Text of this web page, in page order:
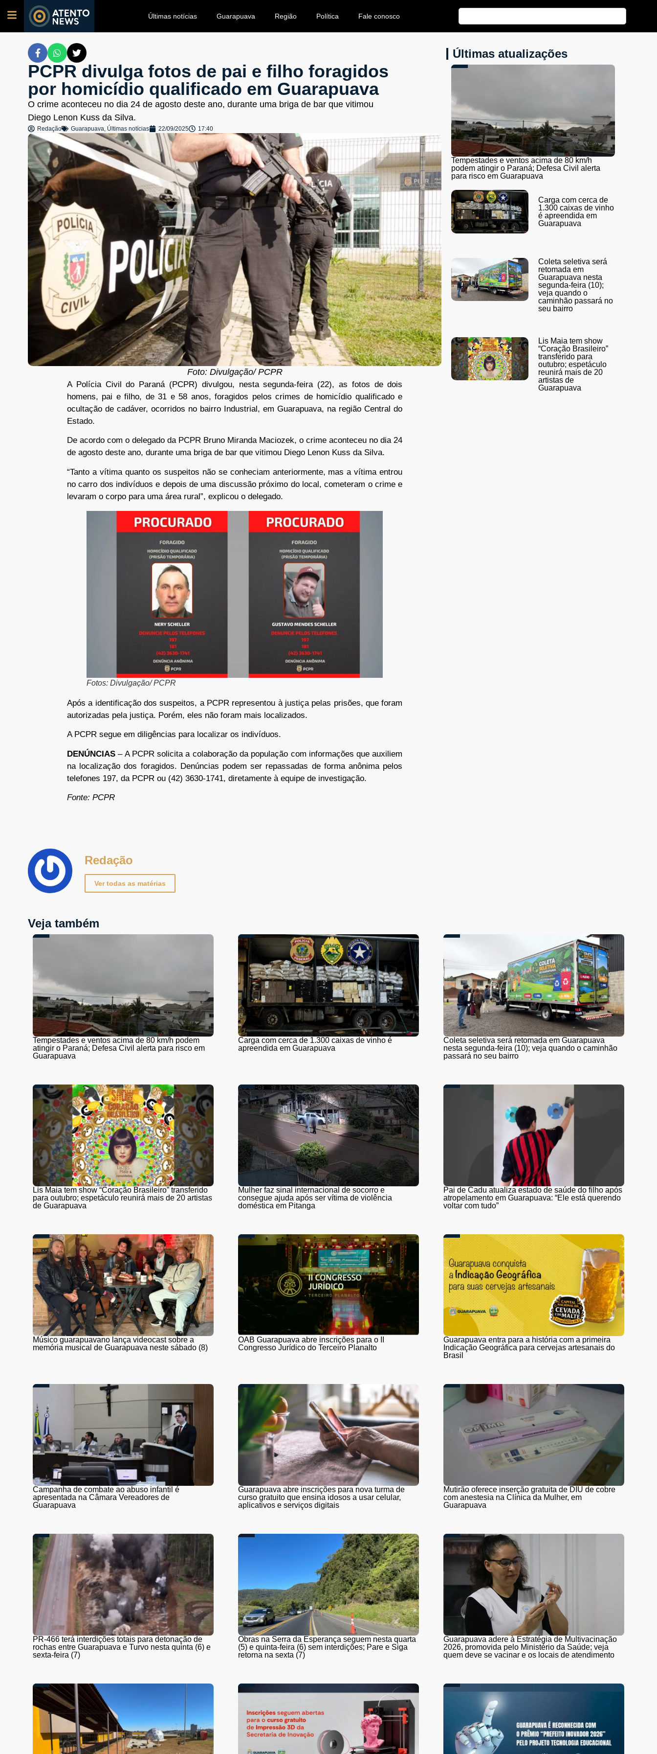
Últimas notícias Guarapuava Região Política Fale conosco
PCPR divulga fotos de pai e filho foragidos
por homicídio qualificado em Guarapuava
O crime aconteceu no dia 24 de agosto deste ano, durante uma briga de bar que vitimou
Diego Lenon Kuss da Silva.
Redação Guarapuava, Últimas notícias 22/09/2025 17:40
Foto: Divulgação/ PCPR
A Polícia Civil do Paraná (PCPR) divulgou, nesta segunda-feira (22), as fotos de dois
homens, pai e filho, de 31 e 58 anos, foragidos pelos crimes de homicídio qualificado e
ocultação de cadáver, ocorridos no bairro Industrial, em Guarapuava, na região Central do
Estado.
De acordo com o delegado da PCPR Bruno Miranda Maciozek, o crime aconteceu no dia 24
de agosto deste ano, durante uma briga de bar que vitimou Diego Lenon Kuss da Silva.
“Tanto a vítima quanto os suspeitos não se conheciam anteriormente, mas a vítima entrou
no carro dos indivíduos e depois de uma discussão próximo do local, cometeram o crime e
levaram o corpo para uma área rural”, explicou o delegado.
Fotos: Divulgação/ PCPR
Após a identificação dos suspeitos, a PCPR representou à justiça pelas prisões, que foram
autorizadas pela justiça. Porém, eles não foram mais localizados.
A PCPR segue em diligências para localizar os indivíduos.
DENÚNCIAS– A PCPR solicita a colaboração da população com informações que auxiliem
na localização dos foragidos. Denúncias podem ser repassadas de forma anônima pelos
telefones 197, da PCPR ou (42) 3630-1741, diretamente à equipe de investigação.
Fonte: PCPR
Últimas atualizações
Tempestades e ventos acima de 80 km/h
podem atingir o Paraná; Defesa Civil alerta
para risco em Guarapuava
Carga com cerca de
1.300 caixas de vinho
é apreendida em
Guarapuava
Coleta seletiva será
retomada em
Guarapuava nesta
segunda-feira (10);
veja quando o
caminhão passará no
seu bairro
Lis Maia tem show
“Coração Brasileiro”
transferido para
outubro; espetáculo
reunirá mais de 20
artistas de
Guarapuava
Redação
Ver todas as matérias
Veja também
Tempestades e ventos acima de 80 km/h podem
atingir o Paraná; Defesa Civil alerta para risco em
Guarapuava
Carga com cerca de 1.300 caixas de vinho é
apreendida em Guarapuava
Coleta seletiva será retomada em Guarapuava
nesta segunda-feira (10); veja quando o caminhão
passará no seu bairro
Lis Maia tem show “Coração Brasileiro” transferido
para outubro; espetáculo reunirá mais de 20 artistas
de Guarapuava
Mulher faz sinal internacional de socorro e
consegue ajuda após ser vítima de violência
doméstica em Pitanga
Pai de Cadu atualiza estado de saúde do filho após
atropelamento em Guarapuava: “Ele está querendo
voltar com tudo”
Músico guarapuavano lança videocast sobre a
memória musical de Guarapuava neste sábado (8)
OAB Guarapuava abre inscrições para o II
Congresso Jurídico do Terceiro Planalto
Guarapuava entra para a história com a primeira
Indicação Geográfica para cervejas artesanais do
Brasil
Campanha de combate ao abuso infantil é
apresentada na Câmara Vereadores de
Guarapuava
Guarapuava abre inscrições para nova turma de
curso gratuito que ensina idosos a usar celular,
aplicativos e serviços digitais
Mutirão oferece inserção gratuita de DIU de cobre
com anestesia na Clínica da Mulher, em
Guarapuava
PR-466 terá interdições totais para detonação de
rochas entre Guarapuava e Turvo nesta quinta (6) e
sexta-feira (7)
Obras na Serra da Esperança seguem nesta quarta
(5) e quinta-feira (6) sem interdições; Pare e Siga
retorna na sexta (7)
Guarapuava adere à Estratégia de Multivacinação
2026, promovida pelo Ministério da Saúde; veja
quem deve se vacinar e os locais de atendimento